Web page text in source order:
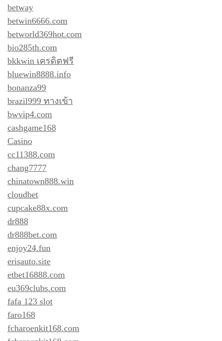
betway
betwin6666.com
betworld369hot.com
bio285th.com
bkkwin เครดิตฟรี
bluewin8888.info
bonanza99
brazil999 ทางเข้า
bwvip4.com
cashgame168
Casino
cc11388.com
chang7777
chinatown888.win
cloudbet
cupcake88x.com
dr888
dr888bet.com
enjoy24.fun
erisauto.site
etbet16888.com
eu369clubs.com
fafa 123 slot
faro168
fcharoenkit168.com